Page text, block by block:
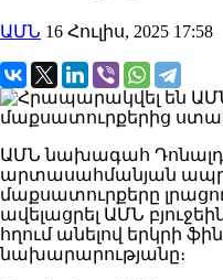
ԱՄՆ 16 Հուլիս, 2025 17:58
ԱՄՆ նախագահ
արտասահմանյան
մաքսատուրքերը
ավելացրել ԱՄՆ
հղում անելով երկրի
նախարարությանը։